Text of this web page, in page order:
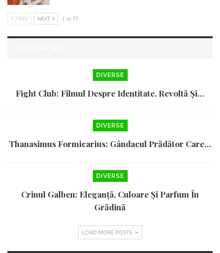
PREV NEXT 1 of 55
DIVERSE
Fight Club: Filmul Despre Identitate, Revoltă Și…
DIVERSE
Thanasimus Formicarius: Gândacul Prădător Care…
DIVERSE
Crinul Galben: Eleganță, Culoare Și Parfum În
Grădină
LOAD MORE POSTS